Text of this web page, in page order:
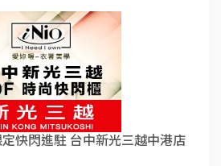
快閃進駐 台中新光三越中港店